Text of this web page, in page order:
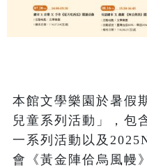
本館文學樂園於暑假
兒童系列活動」，包
一系列活動以及
會《黃金陣佮烏風幔